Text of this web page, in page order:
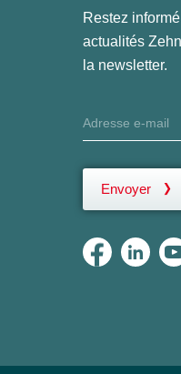
Restez
actualités
la newsletter.
Envoyer